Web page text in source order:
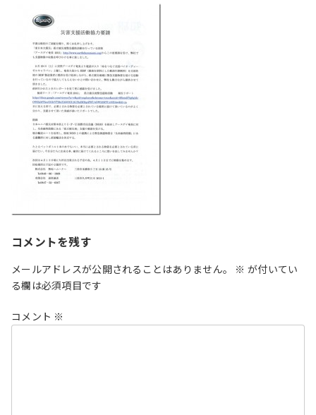
時
:
コメントを残す
メールアドレスが公開されることはありません。 ※ が付いてい
る欄は必須項目です
コメント ※